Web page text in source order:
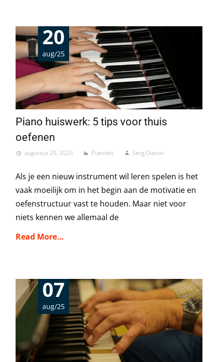
20
aug/25
Piano huiswerk: 5 tips voor thuis
oefenen
augustus 20, 2025 Pianoles Serg Dianov
Als je een nieuw instrument wil leren spelen is het
vaak moeilijk om in het begin aan de motivatie en
oefenstructuur vast te houden. Maar niet voor
niets kennen we allemaal de
Read More…
07
aug/25